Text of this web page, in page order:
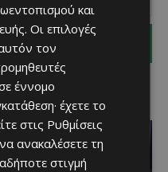
και
Οι επιλογές
τον
έννομο
έχετε το
στις Ρυθμίσεις
ανακαλέσετε τη
στιγμή